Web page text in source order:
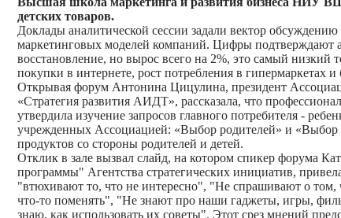
детских товаров.
Доклады аналитической сессии задали вектор
маркетинговых моделей компаний. Цифры подтверждают
восстановление, но вырос всего на 2%, это самый низкий
покупки в интернете, рост потребления в гипермаркетах
Открывая форум Антонина Цицулина, президент
«Стратегия развития АИДТ», рассказала, что
утвердила изучение запросов главного потребителя -
учрежденных Ассоциацией: «Выбор родителей» и «Выбор
продуктов со стороны родителей и детей.
Отклик в зале вызвал слайд, на котором спикер форума
программы" Агентства стратегических инициатив,
"втюхивают то, что не интересно", "Не спрашивают о
что-то поменять", "Не знают про наши гаджеты, игры,
знаю, как использовать их советы". Этот срез мнений